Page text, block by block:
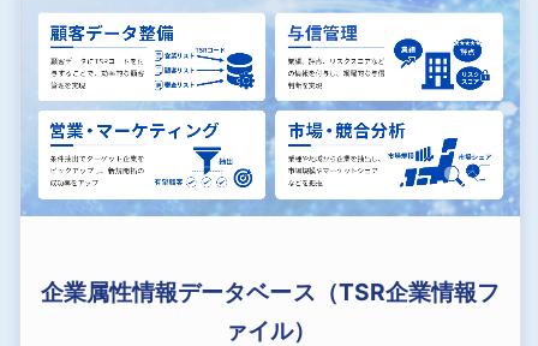
企業属性情報データベース（TSR企業情報フ
ァイル）